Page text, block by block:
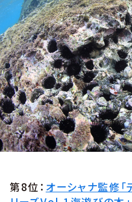
第8位： オーシャナ監修